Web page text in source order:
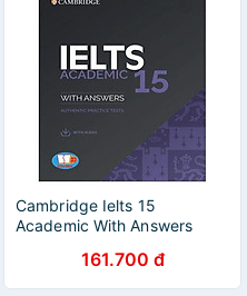
Cambridge Ielts 15
Academic With Answers
161.700 đ